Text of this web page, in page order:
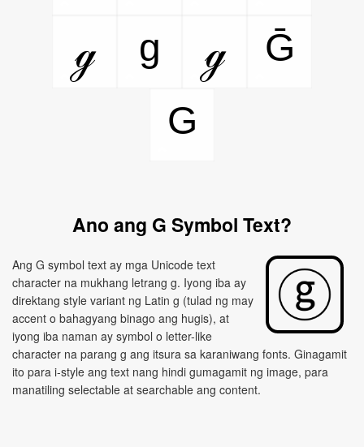
ℊ
g ℊ
Ḡ
G
Ano ang G Symbol Text?
Ang G symbol text ay mga Unicode text
character na mukhang letrang g. Iyong iba ay
direktang style variant ng Latin g (tulad ng may
accent o bahagyang binago ang hugis), at
iyong iba naman ay symbol o letter-like
character na parang g ang itsura sa karaniwang fonts. Ginagamit
ito para i-style ang text nang hindi gumagamit ng image, para
manatiling selectable at searchable ang content.